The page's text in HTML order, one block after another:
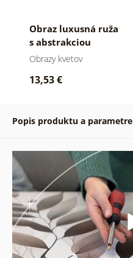
Obraz luxusná ruža
s abstrakciou
Obrazy kvetov
13,53 €
Popis produktu a parametre